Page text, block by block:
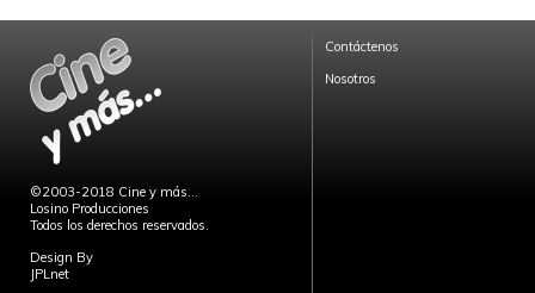
©2003-2018 Cine y más...
Losino Producciones
Todos los derechos reservados.
Design By
JPLnet
Contáctenos
Nosotros